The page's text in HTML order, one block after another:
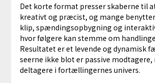
Det korte format presser skaberne til
kreativt og præcist, og mange
klip, spændingsopbygning og
hvor følgere kan stemme om
Resultatet er et levende og dynamisk
seerne ikke blot er passive modtagere,
deltagere i fortællingernes univers.